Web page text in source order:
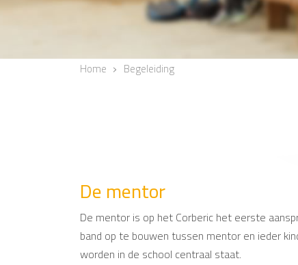
Home Begeleiding
De mentor
De mentor is op het Corberic het eerste
band op te bouwen tussen mentor en ieder
worden in de school centraal staat.